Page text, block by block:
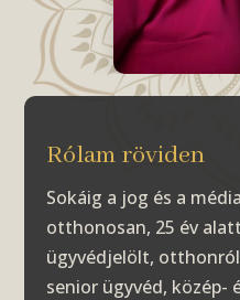
Rólam röviden
Sokáig a jog és a
otthonosan, 25 év
ügyvédjelölt,
senior ügyvéd, közép-